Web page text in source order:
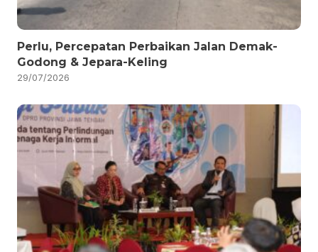
Perlu, Percepatan Perbaikan Jalan Demak-
Godong & Jepara-Keling
29/07/2026